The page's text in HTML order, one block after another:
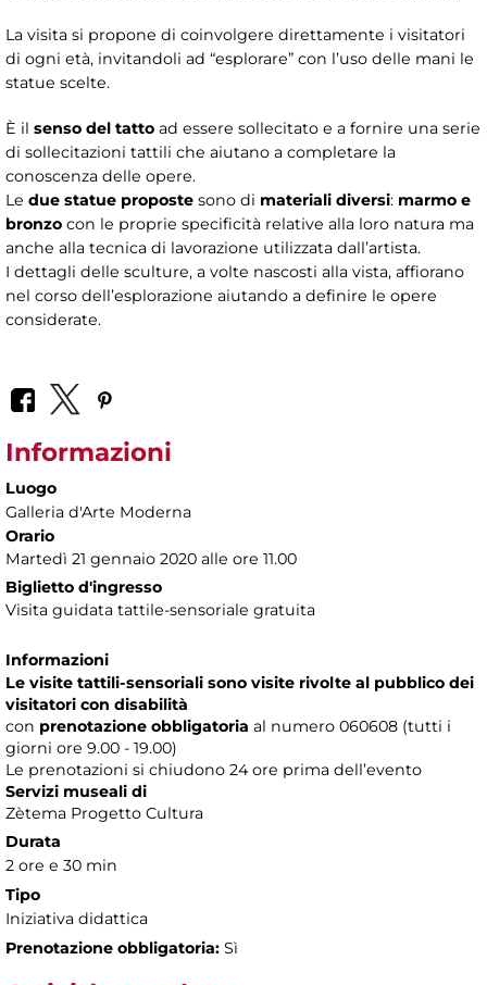
La visita si propone di coinvolgere direttamente i visitatori
di ogni età, invitandoli ad “esplorare” con l’uso delle mani le
statue scelte.
È il senso del tatto ad essere sollecitato e a fornire una serie
di sollecitazioni tattili che aiutano a completare la
conoscenza delle opere.
Le due statue proposte sono di materiali diversi: marmo e
bronzo con le proprie specificità relative alla loro natura ma
anche alla tecnica di lavorazione utilizzata dall’artista.
I dettagli delle sculture, a volte nascosti alla vista, affiorano
nel corso dell’esplorazione aiutando a definire le opere
considerate.
Informazioni
Luogo
Galleria d'Arte Moderna
Orario
Martedì 21 gennaio 2020 alle ore 11.00
Biglietto d'ingresso
Visita guidata tattile-sensoriale gratuita
Informazioni
Le visite tattili-sensoriali sono visite rivolte al pubblico dei
visitatori con disabilità
con prenotazione obbligatoria al numero 060608 (tutti i
giorni ore 9.00 - 19.00)
Le prenotazioni si chiudono 24 ore prima dell’evento
Servizi museali di
Zètema Progetto Cultura
Durata
2 ore e 30 min
Tipo
Iniziativa didattica
Prenotazione obbligatoria: Sì